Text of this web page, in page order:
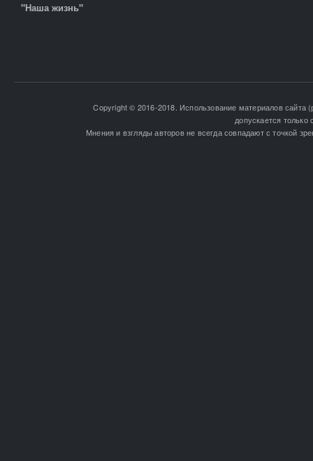
"Наша жизнь"
Copyright © 2016-2018. Использование материалов сайта
допускается
Мнения и взгляды авторов не всегда совпадают с точкой